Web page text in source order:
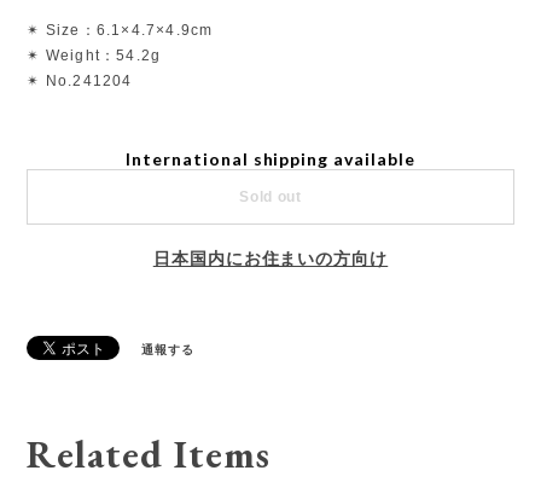
✴︎ Size：6.1×4.7×4.9cm
✴︎ Weight：54.2g
✴︎ No.241204
International shipping available
Sold out
日本国内にお住まいの方向け
通報する
Related Items